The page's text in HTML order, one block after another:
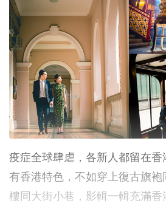
疫症全球肆虐，各新人都留在
有香港特色，不如穿上復古旗
樓同大街小巷，影輯一輯充滿